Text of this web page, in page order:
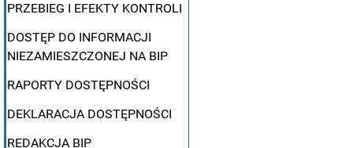
PRZEBIEG I EFEKTY KONTROLI
DOSTĘP DO INFORMACJI
NIEZAMIESZCZONEJ NA BIP
RAPORTY DOSTĘPNOŚCI
DEKLARACJA DOSTĘPNOŚCI
REDAKCJA BIP